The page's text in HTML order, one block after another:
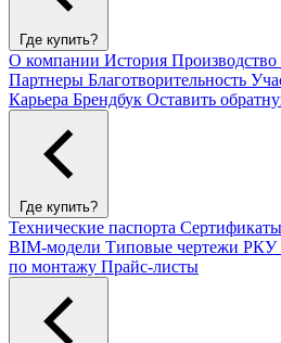
Где купить?
О компании История Производство
Партнеры Благотворительность
Карьера Брендбук Оставить
Где купить?
Технические паспорта Сертификаты
BIM-модели Типовые чертежи РКУ
по монтажу Прайс-листы